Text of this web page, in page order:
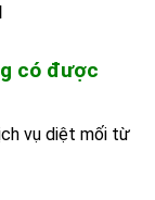
có được
vụ diệt mối từ